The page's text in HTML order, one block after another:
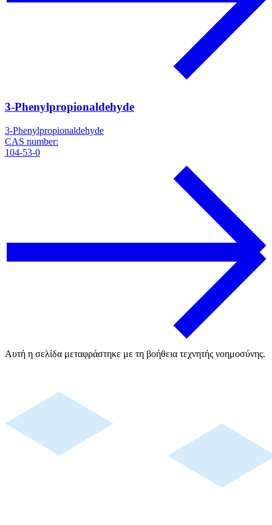
3-Phenylpropionaldehyde
3-Phenylpropionaldehyde
CAS number:
104-53-0
Αυτή η σελίδα μεταφράστηκε με τη βοήθεια τεχνητής νοημοσύνης.